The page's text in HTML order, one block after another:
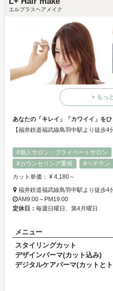
エルプラスヘアメイク
もっ
あなたの「キレイ」「カワイイ」を
#個人サロン・プライベートサロン
#カウンセリング重視
#ベテラン
カット単価： ¥ 4,180～
福井鉄道福武線鳥羽中駅より徒歩4
AM9:00～PM19:00
定休日： 毎週日曜日、第4月曜日
メニュー
スタイリングカット
デザインパーマ(カット込み)